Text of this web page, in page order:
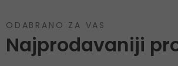
ODABRANO ZA VAS
Najprodavaniji